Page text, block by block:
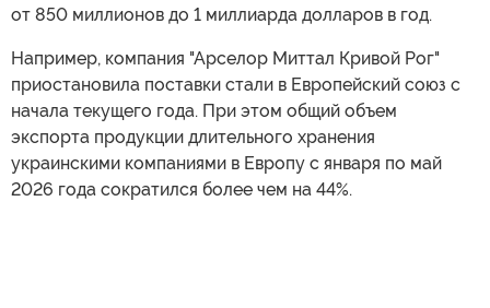
от 850 миллионов до 1 миллиарда долларов в год.
Например, компания "Арселор Миттал Кривой Рог"
приостановила поставки стали в Европейский союз с
начала текущего года. При этом общий объем
экспорта продукции длительного хранения
украинскими компаниями в Европу с января по май
2026 года сократился более чем на 44%.